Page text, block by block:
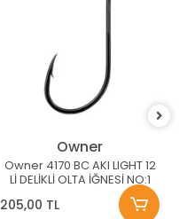
Owner
Owner 4170 BC AKI LIGHT 12
Lİ DELİKLİ OLTA İĞNESİ NO:1
205,00 TL